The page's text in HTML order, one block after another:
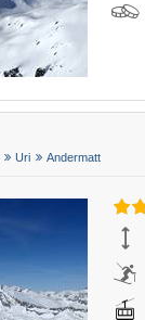
Uri Andermatt